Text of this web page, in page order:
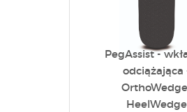
PegAssist -
odciążająca
HeelWedge